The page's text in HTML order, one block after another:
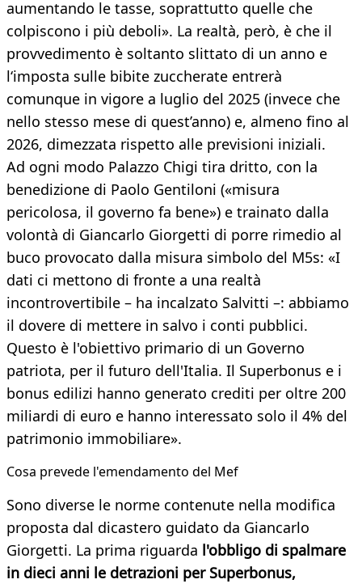
aumentando le tasse, soprattutto quelle che
colpiscono i più deboli». La realtà, però, è che il
provvedimento è soltanto slittato di un anno e
l‘imposta sulle bibite zuccherate entrerà
comunque in vigore a luglio del 2025 (invece che
nello stesso mese di quest’anno) e, almeno fino al
2026, dimezzata rispetto alle previsioni iniziali.
Ad ogni modo Palazzo Chigi tira dritto, con la
benedizione di Paolo Gentiloni («misura
pericolosa, il governo fa bene») e trainato dalla
volontà di Giancarlo Giorgetti di porre rimedio al
buco provocato dalla misura simbolo del M5s: «I
dati ci mettono di fronte a una realtà
incontrovertibile – ha incalzato Salvitti –: abbiamo
il dovere di mettere in salvo i conti pubblici.
Questo è l'obiettivo primario di un Governo
patriota, per il futuro dell'Italia. Il Superbonus e i
bonus edilizi hanno generato crediti per oltre 200
miliardi di euro e hanno interessato solo il 4% del
patrimonio immobiliare».
Cosa prevede l'emendamento del Mef
Sono diverse le norme contenute nella modifica
proposta dal dicastero guidato da Giancarlo
Giorgetti. La prima riguarda l'obbligo di spalmare
in dieci anni le detrazioni per Superbonus,